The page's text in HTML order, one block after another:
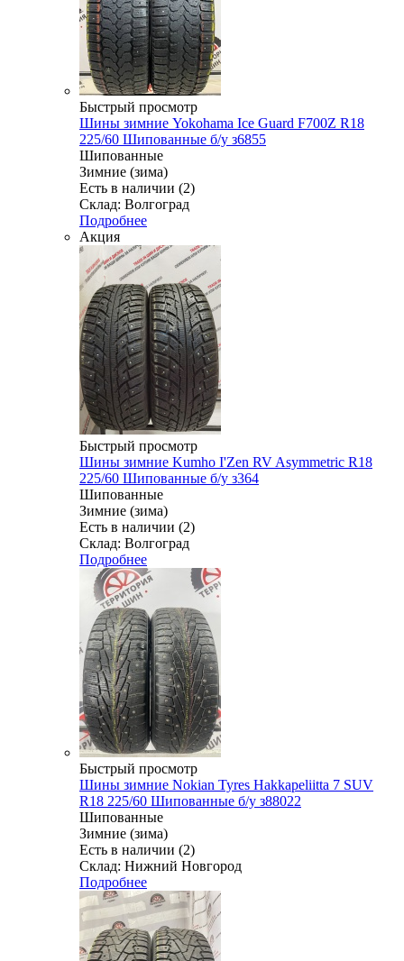
Быстрый просмотр
Шины зимние Yokohama Ice Guard F700Z R18
225/60 Шипованные б/у з6855
Шипованные
Зимние (зима)
Есть в наличии (2)
Склад: Волгоград
Подробнее
Акция
Быстрый просмотр
Шины зимние Kumho I'Zen RV Asymmetric R18
225/60 Шипованные б/у з364
Шипованные
Зимние (зима)
Есть в наличии (2)
Склад: Волгоград
Подробнее
Быстрый просмотр
Шины зимние Nokian Tyres Hakkapeliitta 7 SUV
R18 225/60 Шипованные б/у з88022
Шипованные
Зимние (зима)
Есть в наличии (2)
Склад: Нижний Новгород
Подробнее